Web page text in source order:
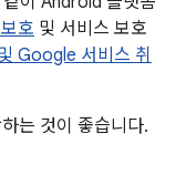
호 및 서비스 보호
Google 서비스 취
는 것이 좋습니다.